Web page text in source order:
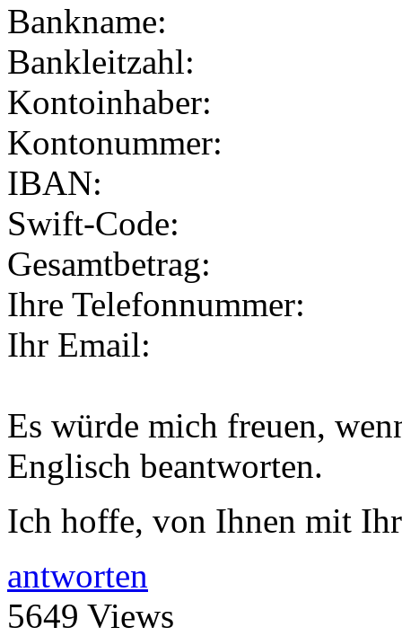
Bankname:
Bankleitzahl:
Kontoinhaber:
Kontonummer:
IBAN:
Swift-Code:
Gesamtbetrag:
Ihre Telefonnummer:
Ihr Email:
Es würde mich freuen,
Englisch beantworten.
Ich hoffe, von Ihnen mit
antworten
5649 Views